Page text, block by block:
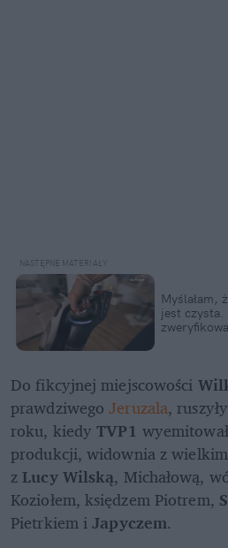
Myślałam,
jest
Do fikcyjnej miejscowości
prawdziwego Jeruzala,
roku, kiedy TVP1
produkcji, widownia z wielkim
z Lucy Wilską, Michałową,
Koziołem, księdzem Piotrem,
Pietrkiem i Japyczem.